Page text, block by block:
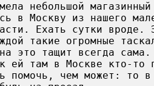
небольшой
в Москву из нашего
Ехать сутки
такие огромные
это тащит всегда
ей там в Москве кто-то
помочь, чем может: то в